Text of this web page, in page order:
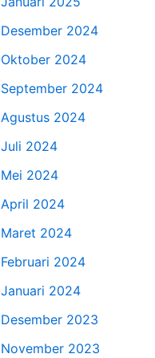
Desember 2024
Oktober 2024
September 2024
Agustus 2024
Juli 2024
Mei 2024
April 2024
Maret 2024
Februari 2024
Januari 2024
Desember 2023
November 2023